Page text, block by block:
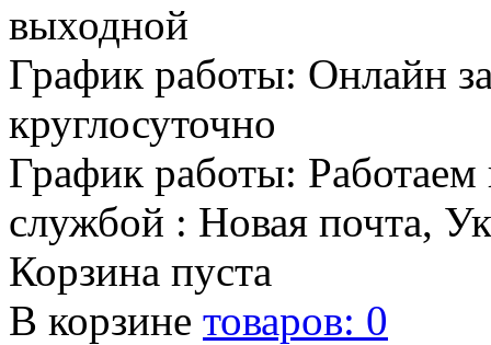
выходной
График работы: Онлайн
круглосуточно
График работы: Работаем
службой : Новая почта,
Корзина пуста
В корзине товаров: 0